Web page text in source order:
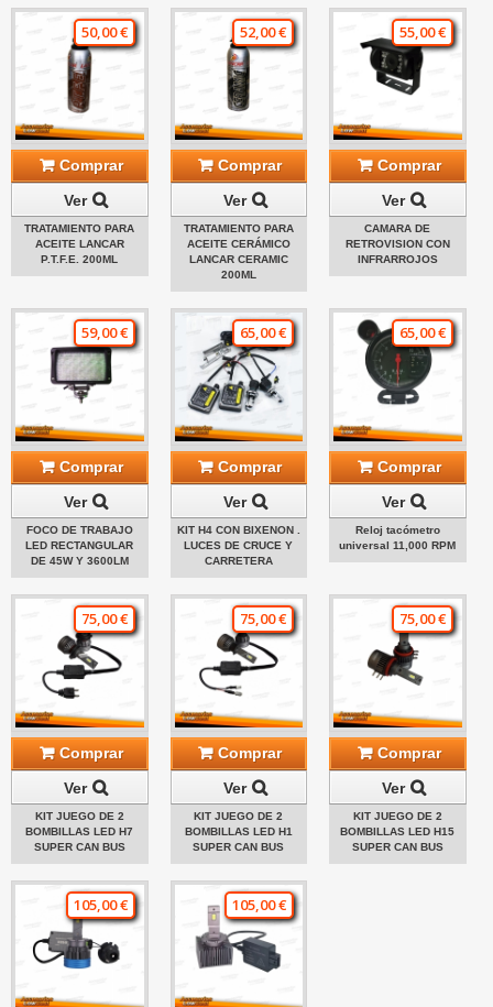
50,00 €
Comprar
Ver
TRATAMIENTO PARA
ACEITE LANCAR
P.T.F.E. 200ML
52,00 €
Comprar
Ver
TRATAMIENTO PARA
ACEITE CERÁMICO
LANCAR CERAMIC
200ML
55,00 €
Comprar
Ver
CAMARA DE
RETROVISION CON
INFRARROJOS
59,00 €
Comprar
Ver
FOCO DE TRABAJO
LED RECTANGULAR
DE 45W Y 3600LM
65,00 €
Comprar
Ver
KIT H4 CON BIXENON .
LUCES DE CRUCE Y
CARRETERA
65,00 €
Comprar
Ver
Reloj tacómetro
universal 11,000 RPM
75,00 €
Comprar
Ver
KIT JUEGO DE 2
BOMBILLAS LED H7
SUPER CAN BUS
75,00 €
Comprar
Ver
KIT JUEGO DE 2
BOMBILLAS LED H1
SUPER CAN BUS
75,00 €
Comprar
Ver
KIT JUEGO DE 2
BOMBILLAS LED H15
SUPER CAN BUS
105,00 € 105,00 €